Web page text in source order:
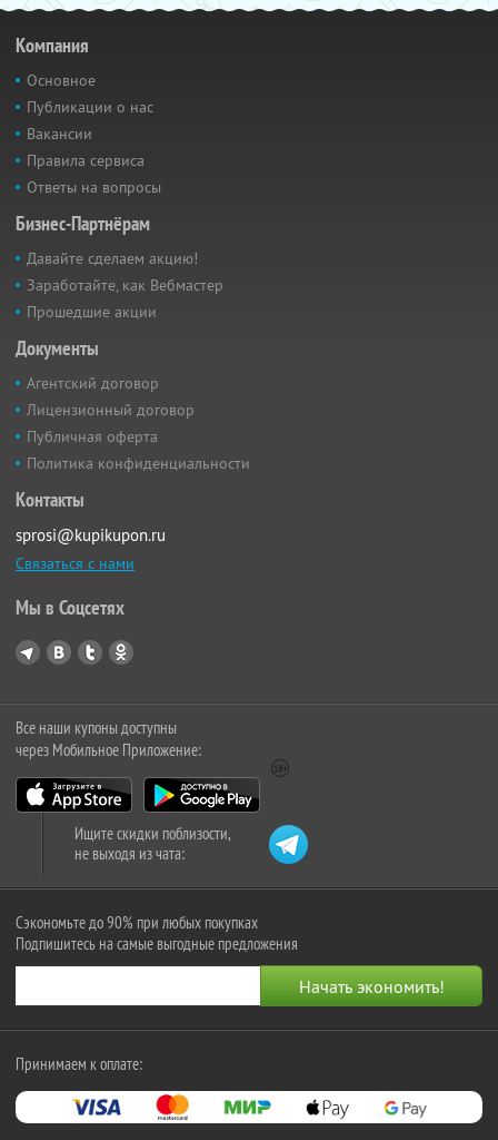
Компания
Основное
Публикации о нас
Вакансии
Правила сервиса
Ответы на вопросы
Бизнес-Партнёрам
Давайте сделаем акцию!
Заработайте, как Вебмастер
Прошедшие акции
Документы
Агентский договор
Лицензионный договор
Публичная оферта
Политика конфиденциальности
Контакты
sprosi@kupikupon.ru
Связаться с нами
Мы в Соцсетях
Все наши купоны доступны
через Мобильное Приложение:
Ищите скидки поблизости,
не выходя из чата:
Сэкономьте до 90% при любых покупках
Подпишитесь на самые выгодные предложения
Принимаем к оплате: